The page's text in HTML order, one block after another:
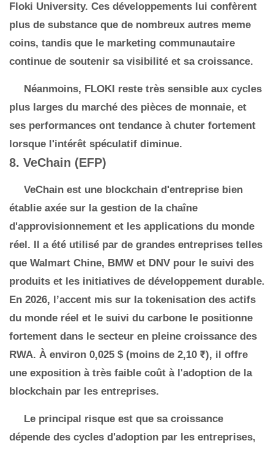
Floki University. Ces développements lui confèrent
plus de substance que de nombreux autres meme
coins, tandis que le marketing communautaire
continue de soutenir sa visibilité et sa croissance.
Néanmoins, FLOKI reste très sensible aux cycles
plus larges du marché des pièces de monnaie, et
ses performances ont tendance à chuter fortement
lorsque l'intérêt spéculatif diminue.
8. VeChain (EFP)
VeChain est une blockchain d'entreprise bien
établie axée sur la gestion de la chaîne
d'approvisionnement et les applications du monde
réel. Il a été utilisé par de grandes entreprises telles
que Walmart Chine, BMW et DNV pour le suivi des
produits et les initiatives de développement durable.
En 2026, l’accent mis sur la tokenisation des actifs
du monde réel et le suivi du carbone le positionne
fortement dans le secteur en pleine croissance des
RWA. À environ 0,025 $ (moins de 2,10 ₹), il offre
une exposition à très faible coût à l'adoption de la
blockchain par les entreprises.
Le principal risque est que sa croissance
dépende des cycles d'adoption par les entreprises,